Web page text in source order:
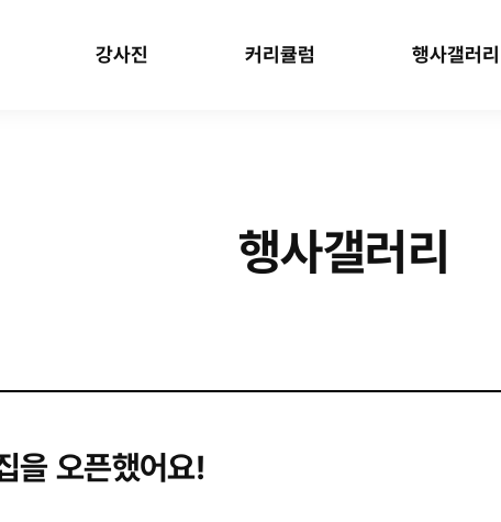
강사진 커리큘럼 행사갤러리
행사갤러리
을 오픈했어요!